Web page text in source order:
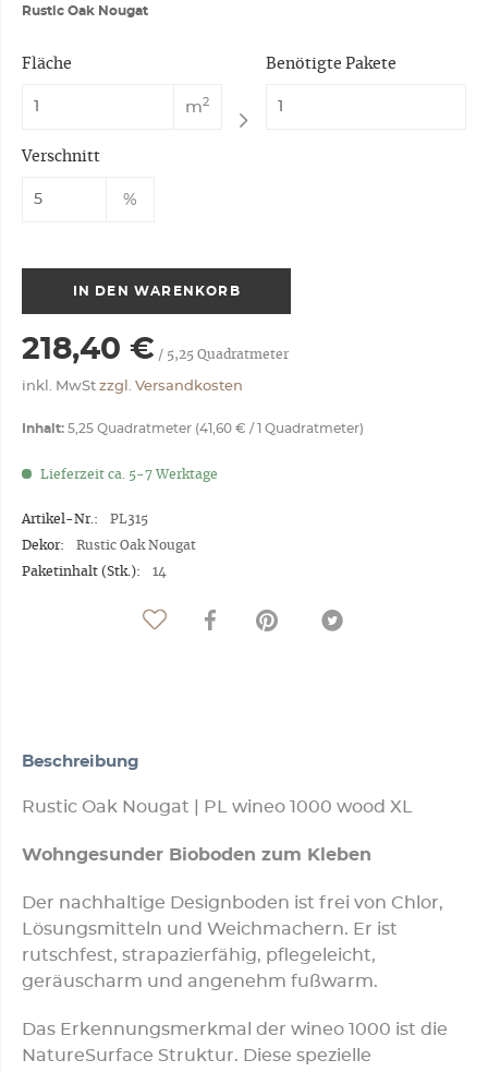
Rustic Oak Nougat
Fläche
m2
Benötigte Pakete
Verschnitt
%
IN DEN WARENKORB
218,40 € / 5,25 Quadratmeter
inkl. MwSt zzgl. Versandkosten
Inhalt: 5,25 Quadratmeter (41,60 € / 1 Quadratmeter)
Lieferzeit ca. 5-7 Werktage
Artikel-Nr.:
PL315
Dekor:
Rustic Oak Nougat
Paketinhalt (Stk.):
14
Beschreibung
Rustic Oak Nougat | PL wineo 1000 wood XL
Wohngesunder Bioboden zum Kleben
Der nachhaltige Designboden ist frei von Chlor,
Lösungsmitteln und Weichmachern. Er ist
rutschfest, strapazierfähig, pflegeleicht,
geräuscharm und angenehm fußwarm.
Das Erkennungsmerkmal der wineo 1000 ist die
NatureSurface Struktur. Diese spezielle